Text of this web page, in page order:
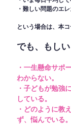
・難しい問題のエ
という場合は、本
でも、もしい
・一生懸命サポ
わからない。
・子どもが勉強
している。
・どのように教
ず、悩んでいる。